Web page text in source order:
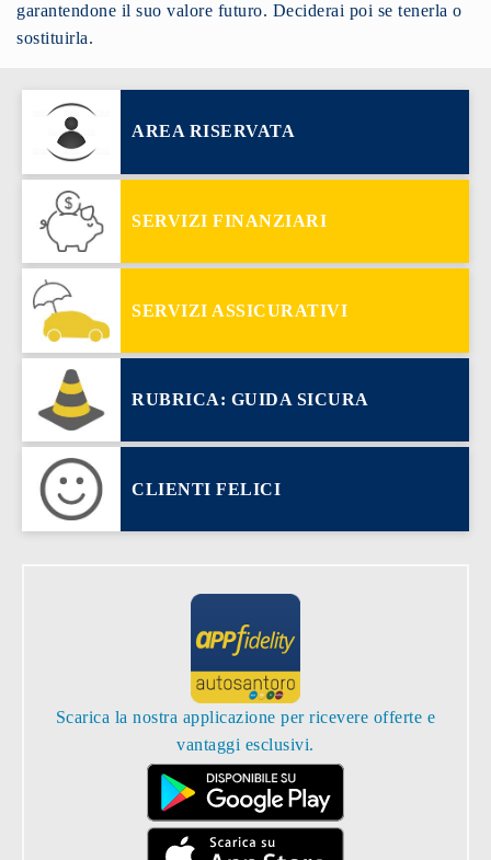
garantendone il suo valore futuro. Deciderai poi se tenerla o
sostituirla.
AREA RISERVATA
SERVIZI FINANZIARI
SERVIZI ASSICURATIVI
RUBRICA: GUIDA SICURA
CLIENTI FELICI
Scarica la nostra applicazione per ricevere offerte e
vantaggi esclusivi.